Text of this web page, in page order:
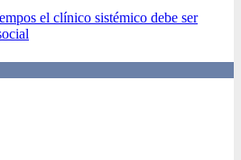
el clínico sistémico debe ser